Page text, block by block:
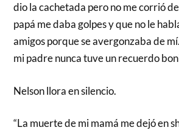
dio la cachetada pero no me corrió
papá me daba golpes y que no le
amigos porque se avergonzaba de
mi padre nunca tuve un recuerdo
Nelson llora en silencio.
“La muerte de mi mamá me dejó en